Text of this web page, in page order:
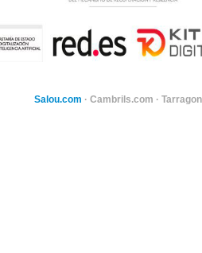
Salou.com · Cambrils.com ·